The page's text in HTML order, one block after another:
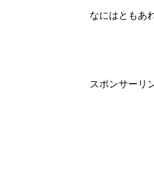
なにはともあ
スポンサーリ